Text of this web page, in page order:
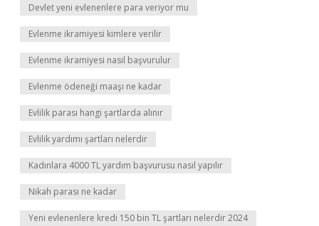
Devlet yeni evlenenlere para veriyor mu
Evlenme ikramiyesi kimlere verilir
Evlenme ikramiyesi nasıl başvurulur
Evlenme ödeneği maaşı ne kadar
Evlilik parası hangi şartlarda alınır
Evlilik yardımı şartları nelerdir
Kadınlara 4000 TL yardım başvurusu nasıl yapılır
Nikah parası ne kadar
Yeni evlenenlere kredi 150 bin TL şartları nelerdir 2024